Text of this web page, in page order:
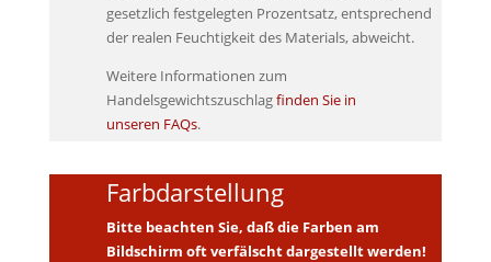
gesetzlich festgelegten Prozentsatz, entsprechend
der realen Feuchtigkeit des Materials, abweicht.
Weitere Informationen zum
Handelsgewichtszuschlagfinden Sie in
unseren FAQs.
Farbdarstellung
Bitte beachten Sie, daß die Farben am
Bildschirm oft verfälscht dargestellt werden!